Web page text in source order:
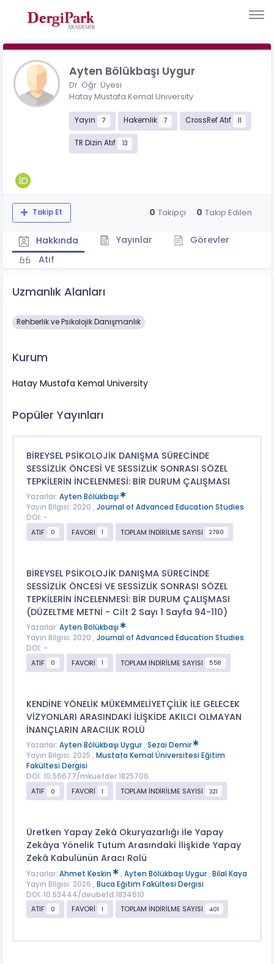
Ayten Bölükbaşı Uygur
Dr. Öğr. Üyesi
Hatay Mustafa Kemal University
Yayın 7 Hakemlik 7 CrossRef Atıf 11
TR Dizin Atıf 13
Takip Et 0 Takipçi 0 Takip Edilen
Hakkında Yayınlar
Görevler
Atıf
Uzmanlık Alanları
Rehberlik ve Psikolojik Danışmanlık
Kurum
Hatay Mustafa Kemal University
Popüler Yayınları
BİREYSEL PSİKOLOJİK DANIŞMA SÜRECİNDE
SESSİZLİK ÖNCESİ VE SESSİZLİK SONRASI SÖZEL
TEPKİLERİN İNCELENMESİ: BİR DURUM ÇALIŞMASI
Yazarlar: Ayten Bölükbaşı
Yayın Bilgisi: 2020 , Journal of Advanced Education Studies
DOI: -
ATIF
0 FAVORİ 1 TOPLAM İNDİRİLME SAYISI 2790
BİREYSEL PSİKOLOJİK DANIŞMA SÜRECİNDE
SESSİZLİK ÖNCESİ VE SESSİZLİK SONRASI SÖZEL
TEPKİLERİN İNCELENMESİ: BİR DURUM ÇALIŞMASI
(DÜZELTME METNİ - Cilt 2 Sayı 1 Sayfa 94-110)
Yazarlar: Ayten Bölükbaşı
Yayın Bilgisi: 2020 , Journal of Advanced Education Studies
DOI: -
ATIF
0 FAVORİ 1 TOPLAM İNDİRİLME SAYISI 558
KENDİNE YÖNELİK MÜKEMMELİYETÇİLİK İLE GELECEK
VİZYONLARI ARASINDAKİ İLİŞKİDE AKILCI OLMAYAN
İNANÇLARIN ARACILIK ROLÜ
Yazarlar: Ayten Bölükbaşı Uygur, Sezai Demir
Yayın Bilgisi: 2025 , Mustafa Kemal Üniversitesi Eğitim
Fakültesi Dergisi
DOI: 10.56677/mkuefder.1825706
ATIF
0 FAVORİ 1 TOPLAM İNDİRİLME SAYISI 321
Üretken Yapay Zekâ Okuryazarlığı ile Yapay
Zekâya Yönelik Tutum Arasındaki İlişkide Yapay
Zekâ Kabulünün Aracı Rolü
Yazarlar: Ahmet Keskin , Ayten Bölükbaşı Uygur, Bilal Kaya
Yayın Bilgisi: 2026 , Buca Eğitim Fakültesi Dergisi
DOI: 10.53444/deubefd.1834610
ATIF
0 FAVORİ 1 TOPLAM İNDİRİLME SAYISI 401